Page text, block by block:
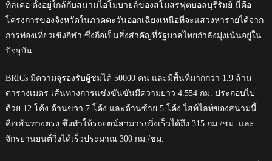
ทิลเคอ ตั้งอยู่ใกล้กับสนามไอโมบายล์ของสโมสรฟุตบอลบุรีรัมย์ นี่คือ
โครงการของจังหวัดในภาคตะวันออกเฉียงเหนือที่จะแสวงหารายได้จาก
การท่องเที่ยวเชิงกีฬา ซึ่งถือเป็นสิ่งสำคัญที่รัฐบาลไทยกำลังมุ่งเน้นอยู่ใน
ปัจจุบัน
BRICs มีความจุรองรับผู้ชมได้ 50000 คน และมีพื้นที่มากกว่า 1.9 ล้าน
ตารางเมตร เส้นทางการแข่งขันขันมีความยาว 4.554 กม. ประกอบไป
ด้วย 12 โค้ง ด้านขวา 7 โค้ง และด้านซ้าย 5 โค้ง ไฮท์ไลท์ของสนามนี้
คือเส้นทางตรง ซึ่งทำให้รถยตน์สามารถวิ่งเร็วได้ถึง 315 กม./ชม. และ
จักรยานยนต์วิ่งได้เร็วประมาณ 300 กม./ชม.